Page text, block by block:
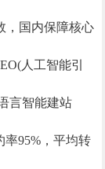
，国内保障核心
人工智能引
言智能建站
率95%，平均转